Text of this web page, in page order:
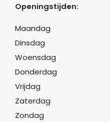
Openingstijden:
Maandag
Dinsdag
Woensdag
Donderdag
Vrijdag
Zaterdag
Zondag